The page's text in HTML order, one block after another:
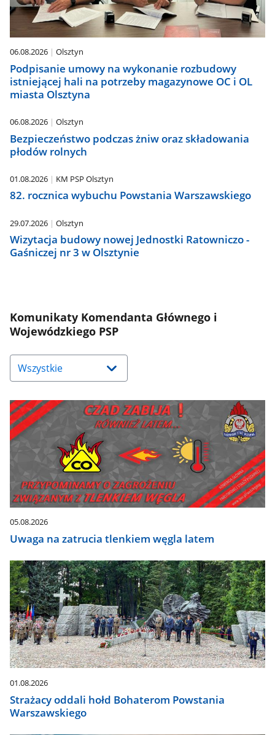
06.08.2026 Olsztyn
Podpisanie umowy na wykonanie rozbudowy
istniejącej hali na potrzeby magazynowe OC i OL
miasta Olsztyna
06.08.2026 Olsztyn
Bezpieczeństwo podczas żniw oraz składowania
płodów rolnych
01.08.2026 KM PSP Olsztyn
82. rocznica wybuchu Powstania Warszawskiego
29.07.2026 Olsztyn
Wizytacja budowy nowej Jednostki Ratowniczo -
Gaśniczej nr 3 w Olsztynie
Komunikaty Komendanta Głównego i
Wojewódzkiego PSP
Naciśnij
strzałkę
w
aby
wybrać
odpowiednią
pozycję.
zaktualizują
się
automatycznie.
05.08.2026
Uwaga na zatrucia tlenkiem węgla latem
01.08.2026
Strażacy oddali hołd Bohaterom Powstania
Warszawskiego